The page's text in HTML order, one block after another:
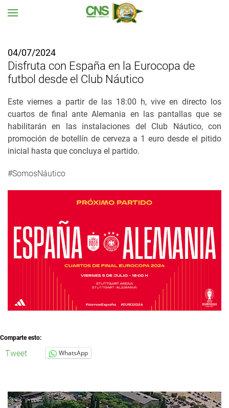
04/07/2024
Disfruta con España en la Eurocopa de
futbol desde el Club Náutico
Este viernes a partir de las 18:00 h, vive en directo los
cuartos de final ante Alemania en las pantallas que se
habilitarán en las instalaciones del Club Náutico, con
promoción de botellín de cerveza a 1 euro desde el pitido
inicial hasta que concluya el partido.
#SomosNáutico
Comparte esto:
Tweet WhatsApp